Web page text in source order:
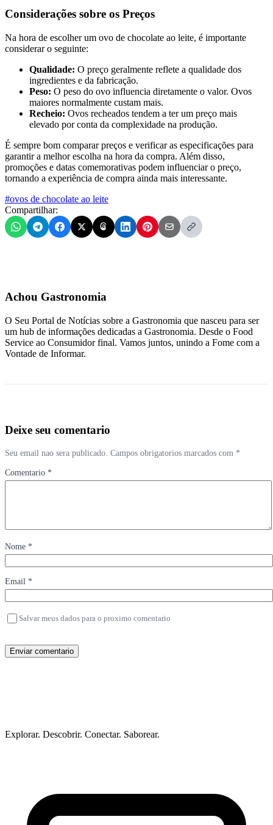
Considerações sobre os Preços
Na hora de escolher um ovo de chocolate ao leite, é importante
considerar o seguinte:
Qualidade: O preço geralmente reflete a qualidade dos
ingredientes e da fabricação.
Peso: O peso do ovo influencia diretamente o valor. Ovos
maiores normalmente custam mais.
Recheio: Ovos recheados tendem a ter um preço mais
elevado por conta da complexidade na produção.
É sempre bom comparar preços e verificar as especificações para
garantir a melhor escolha na hora da compra. Além disso,
promoções e datas comemorativas podem influenciar o preço,
tornando a experiência de compra ainda mais interessante.
#ovos de chocolate ao leite
Compartilhar:
Achou Gastronomia
O Seu Portal de Notícias sobre a Gastronomia que nasceu para ser
um hub de informações dedicadas a Gastronomia. Desde o Food
Service ao Consumidor final. Vamos juntos, unindo a Fome com a
Vontade de Informar.
Deixe seu comentario
Seu email nao sera publicado. Campos obrigatorios marcados com *
Comentario *
Nome *
Email *
Salvar meus dados para o proximo comentario
Enviar comentario
Explorar. Descobrir. Conectar. Saborear.